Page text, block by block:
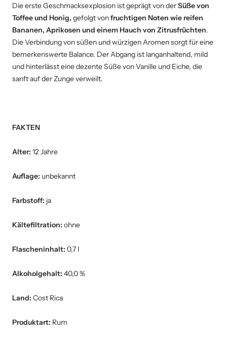
Die erste Geschmacksexplosion ist geprägt von derSüße von
Toffee und Honig, gefolgt vonfruchtigen Noten wie reifen
Bananen, Aprikosen und einem Hauch von Zitrusfrüchten.
Die Verbindung von süßen und würzigen Aromen sorgt für eine
bemerkenswerte Balance. Der Abgang ist langanhaltend, mild
und hinterlässt eine dezente Süße von Vanille und Eiche, die
sanft auf der Zunge verweilt.
FAKTEN
Alter: 12 Jahre
Auflage: unbekannt
Farbstoff: ja
Kältefiltration: ohne
Flascheninhalt: 0,7 l
Alkoholgehalt: 40,0 %
Land: Cost Rica
Produktart: Rum